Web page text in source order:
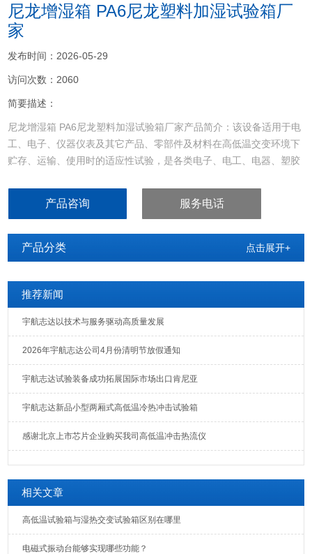
尼龙增湿箱 PA6尼龙塑料加湿试验箱厂
家
发布时间：2026-05-29
访问次数：2060
简要描述：
尼龙增湿箱 PA6尼龙塑料加湿试验箱厂家产品简介：该设备适用于电
工、电子、仪器仪表及其它产品、零部件及材料在高低温交变环境下
贮存、运输、使用时的适应性试验，是各类电子、电工、电器、塑胶
手机等产品的耐高温、耐低温循环试验。
产品咨询 服务电话
产品分类 点击展开+
推荐新闻
宇航志达以技术与服务驱动高质量发展
2026年宇航志达公司4月份清明节放假通知
宇航志达试验装备成功拓展国际市场出口肯尼亚
宇航志达新品小型两厢式高低温冷热冲击试验箱
感谢北京上市芯片企业购买我司高低温冲击热流仪
相关文章
高低温试验箱与湿热交变试验箱区别在哪里
电磁式振动台能够实现哪些功能？